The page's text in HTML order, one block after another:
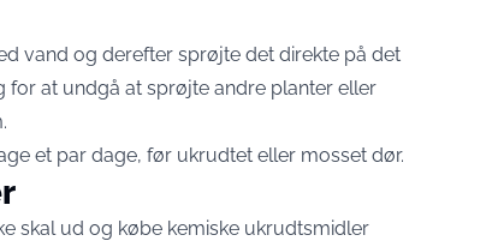
vand og derefter sprøjte det direkte på det
for at undgå at sprøjte andre planter eller
et par dage, før ukrudtet eller mosset dør.
skal ud og købe kemiske ukrudtsmidler